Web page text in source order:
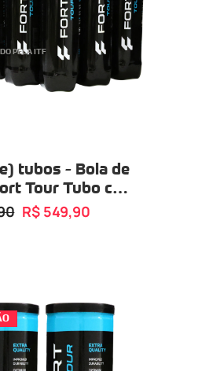
PELA ITF
tubos - Bola de
Tour Tubo com
R$ 549,90